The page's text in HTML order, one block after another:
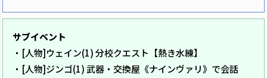
サブイベント
・[人物]ウェイン(1) 分校クエスト【熱き水練】
・[人物]ジンゴ(1) 武器・交換屋《ナインヴァリ》で会話